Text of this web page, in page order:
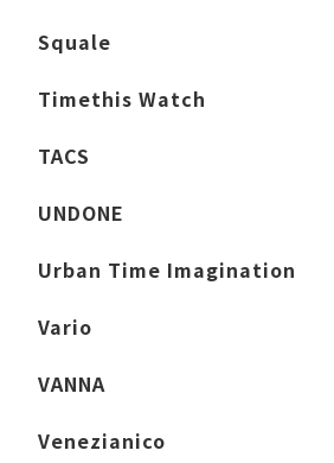
Squale
Timethis Watch
TACS
UNDONE
Urban Time Imagination
Vario
VANNA
Venezianico